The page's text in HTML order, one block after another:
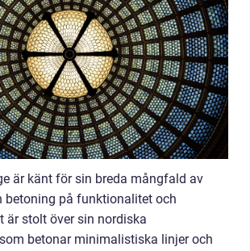
är känt för sin breda mångfald av
betoning på funktionalitet och
är stolt över sin nordiska
betonar minimalistiska linjer och